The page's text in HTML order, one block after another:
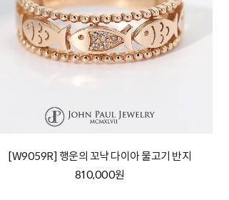
[W9059R] 행운의 꼬냑 다이아 물고기 반지
810,000원